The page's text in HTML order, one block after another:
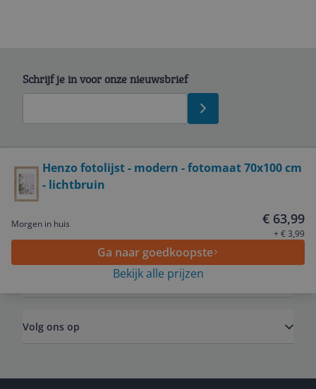
Henzo fotolijst - modern - fotomaat 70x100 cm
- lichtbruin
Morgen in huis € 63,99
+ € 3,99
Ga naar goedkoopste
Bekijk alle prijzen
Schrijf je in voor onze nieuwsbrief
Service
Algemeen
Volg ons op